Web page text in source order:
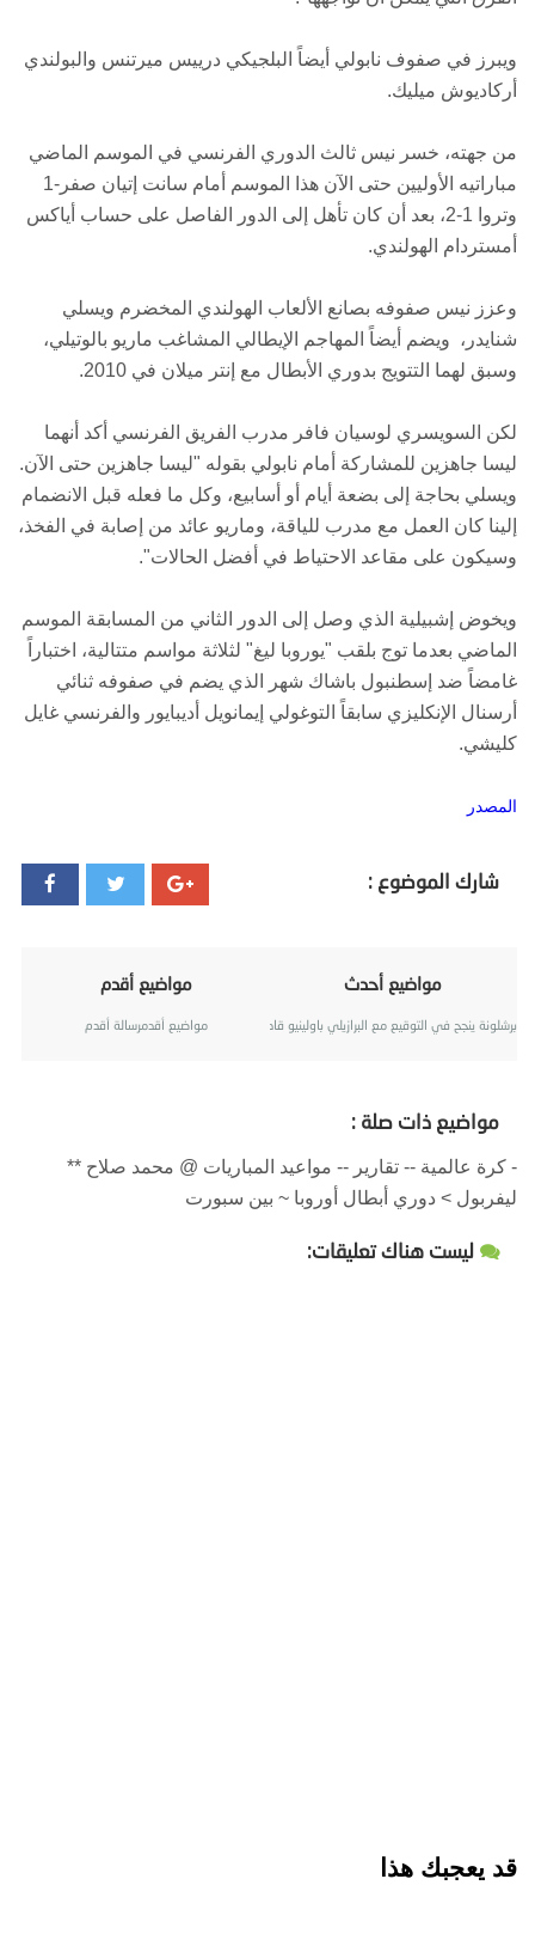
ويبرز في صفوف نابولي أيضاً البلجيكي درييس ميرتنس والبولندي
أركاديوش ميليك.
من جهته، خسر نيس ثالث الدوري الفرنسي في الموسم الماضي
مباراتيه الأوليين حتى الآن هذا الموسم أمام سانت إتيان صفر-1
وتروا 1-2، بعد أن كان تأهل إلى الدور الفاصل على حساب أياكس
أمستردام الهولندي.
وعزز نيس صفوفه بصانع الألعاب الهولندي المخضرم ويسلي
شنايدر، ويضم أيضاً المهاجم الإيطالي المشاغب ماريو بالوتيلي،
وسبق لهما التتويج بدوري الأبطال مع إنتر ميلان في 2010.
لكن السويسري لوسيان فافر مدرب الفريق الفرنسي أكد أنهما
ليسا جاهزين للمشاركة أمام نابولي بقوله "ليسا جاهزين حتى الآن.
ويسلي بحاجة إلى بضعة أيام أو أسابيع، وكل ما فعله قبل الانضمام
إلينا كان العمل مع مدرب للياقة، وماريو عائد من إصابة في الفخذ،
وسيكون على مقاعد الاحتياط في أفضل الحالات".
ويخوض إشبيلية الذي وصل إلى الدور الثاني من المسابقة الموسم
الماضي بعدما توج بلقب "يوروبا ليغ" لثلاثة مواسم متتالية، اختباراً
غامضاً ضد إسطنبول باشاك شهر الذي يضم في صفوفه ثنائي
أرسنال الإنكليزي سابقاً التوغولي إيمانويل أديبايور والفرنسي غايل
كليشي.
المصدر
شارك الموضوع :
مواضيع أحدث
برشلونة ينجح في التوقيع مع البرازيلي باولينيو قادماً غوانغجو إيفرغراندي الصيني.
مواضيع أقدم
مواضيع أقدمرسالة أقدم
مواضيع ذات صلة :
- كرة عالمية -- تقارير -- مواعيد المباريات @ محمد صلاح **
ليفربول > دوري أبطال أوروبا ~ بين سبورت
ليست هناك تعليقات:
قد يعجبك هذا